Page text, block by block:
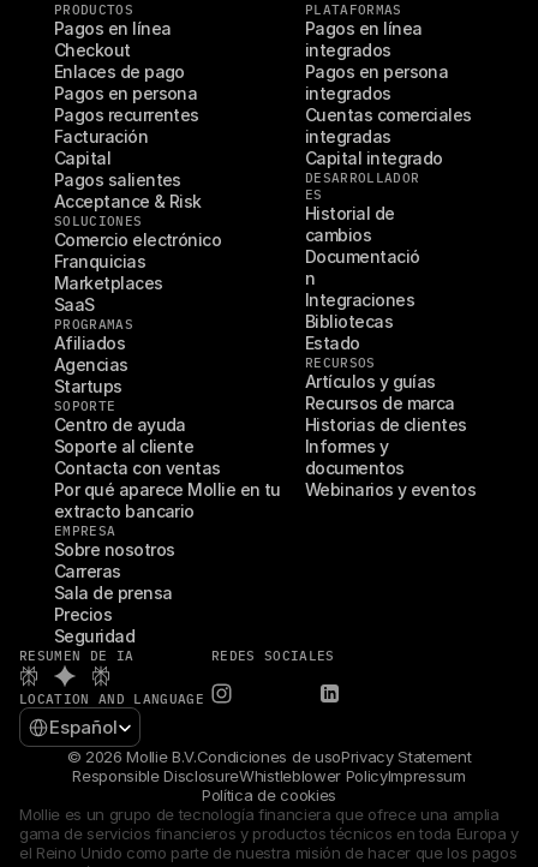
PRODUCTOS
Pagos en línea
Checkout
Enlaces de pago
Pagos en persona
Pagos recurrentes
Facturación
Capital
Pagos salientes
Acceptance & Risk
SOLUCIONES
Comercio electrónico
Franquicias
Marketplaces
SaaS
PROGRAMAS
Afiliados
Agencias
Startups
SOPORTE
Centro de ayuda
Soporte al cliente
Contacta con ventas
Por qué aparece Mollie en tu
extracto bancario
EMPRESA
Sobre nosotros
Carreras
Sala de prensa
Precios
Seguridad
PLATAFORMAS
Pagos en línea
integrados
Pagos en persona
integrados
Cuentas comerciales
integradas
Capital integrado
DESARROLLADOR
ES
Historial de
cambios
Documentació
n
Integraciones
Bibliotecas
Estado
RECURSOS
Artículos y guías
Recursos de marca
Historias de clientes
Informes y
documentos
Webinarios y eventos
RESUMEN DE IA REDES SOCIALES
LOCATION AND LANGUAGE
Select Language
Español
© 2026 Mollie B.V.Condiciones de usoPrivacy Statement
Responsible DisclosureWhistleblower PolicyImpressum
Política de cookies
Mollie es un grupo de tecnología financiera que ofrece una amplia
gama de servicios financieros y productos técnicos en toda Europa y
el Reino Unido como parte de nuestra misión de hacer que los pagos